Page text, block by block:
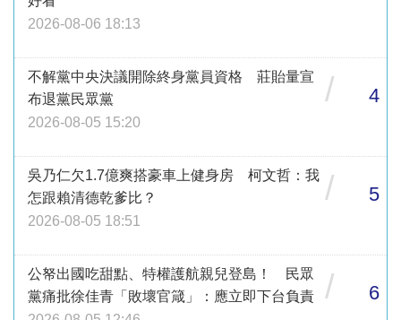
2026-08-06 18:13
不解黨中央決議開除終身黨員資格 莊貽量宣
布退黨民眾黨
2026-08-05 15:20
/ 4
吳乃仁欠1.7億爽搭豪車上健身房 柯文哲：我
怎跟賴清德乾爹比？
2026-08-05 18:51
/ 5
公帑出國吃甜點、特權護航親兒登島！ 民眾
黨痛批徐佳青「敗壞官箴」：應立即下台負責
/ 6